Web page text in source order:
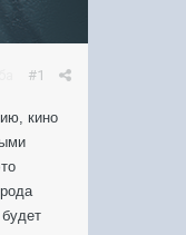
#1
кино